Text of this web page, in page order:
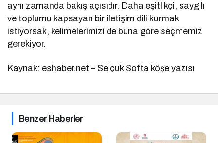
aynı zamanda bakış açısıdır. Daha eşitlikçi, saygılı
ve toplumu kapsayan bir iletişim dili kurmak
istiyorsak, kelimelerimizi de buna göre seçmemiz
gerekiyor.
Kaynak: eshaber.net – Selçuk Softa köşe yazısı
Benzer Haberler